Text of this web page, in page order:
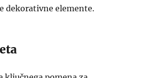
dekorativne elemente.